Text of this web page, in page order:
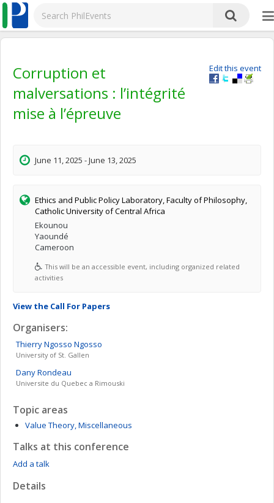
Edit this event
Corruption et
malversations : l’intégrité
mise à l’épreuve
June 11, 2025 - June 13, 2025
Ethics and Public Policy Laboratory, Faculty of Philosophy,
Catholic University of Central Africa
Ekounou
Yaoundé
Cameroon
This will be an accessible event, including organized related
activities
View the Call For Papers
Organisers:
ThierryNgosso Ngosso
University of St. Gallen
DanyRondeau
Universite du Quebec a Rimouski
Topic areas
Value Theory, Miscellaneous
Talks at this conference
Add a talk
Details